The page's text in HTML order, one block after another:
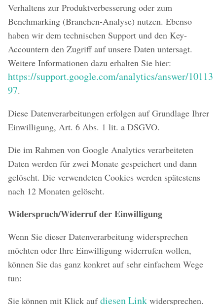
Verhaltens zur Produktverbesserung oder zum
Benchmarking (Branchen-Analyse) nutzen. Ebenso
haben wir dem technischen Support und den Key-
Accountern den Zugriff auf unsere Daten untersagt.
Weitere Informationen dazu erhalten Sie hier:
https://support.google.com/analytics/answer/10113
97.
Diese Datenverarbeitungen erfolgen auf Grundlage Ihrer
Einwilligung, Art. 6 Abs. 1 lit. a DSGVO.
Die im Rahmen von Google Analytics verarbeiteten
Daten werden für zwei Monate gespeichert und dann
gelöscht. Die verwendeten Cookies werden spätestens
nach 12 Monaten gelöscht.
Widerspruch/Widerruf der Einwilligung
Wenn Sie dieser Datenverarbeitung widersprechen
möchten oder Ihre Einwilligung widerrufen wollen,
können Sie das ganz konkret auf sehr einfachem Wege
tun:
Sie können mit Klick aufdiesen Link widersprechen.